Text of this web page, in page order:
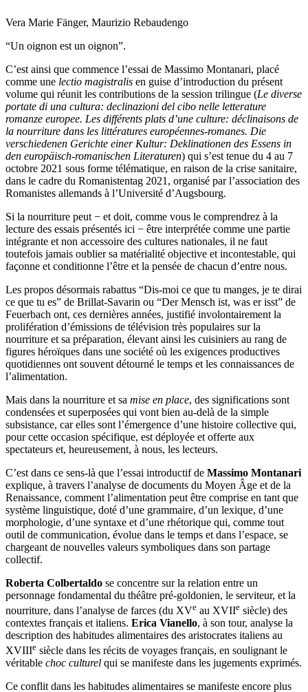
C’est ainsi que commence l’essai de Massimo Montanari, placé
comme unelectio magistralisen guise d’introduction du présent
volume qui réunit les contributions de la session trilingue (Le diverse
portate di una cultura: declinazioni del cibo nelle letterature
romanze europee. Les différents plats d’une culture: déclinaisons de
la nourriture dans les littératures européennes-romanes. Die
verschiedenen Gerichte einer Kultur: Deklinationen des Essens in
den europäisch-romanischen Literaturen ) qui s’est tenue du 4 au 7
octobre 2021 sous forme télématique, en raison de la crise sanitaire,
dans le cadre du Romanistentag 2021, organisé par l’association des
Si la nourriture peut − et doit, comme vous le comprendrez à la
lecture des essais présentés ici − être interprétée comme une partie
intégrante et non accessoire des cultures nationales, il ne faut
toutefois jamais oublier sa matérialité objective et incontestable, qui
Les propos désormais rabattus “Dis-moi ce que tu manges, je te dirai
ce que tu es” de Brillat-Savarin ou “Der Mensch ist, was er isst” de
Feuerbach ont, ces dernières années, justifié involontairement la
prolifération d’émissions de télévision très populaires sur la
nourriture et sa préparation, élevant ainsi les cuisiniers au rang de
figures héroïques dans une société où les exigences productives
quotidiennes ont souvent détourné le temps et les connaissances de
Mais dans la nourriture et samise en place, des significations sont
condensées et superposées qui vont bien au-delà de la simple
subsistance, car elles sont l’émergence d’une histoire collective qui,
pour cette occasion spécifique, est déployée et offerte aux
C’est dans ce sens-là que l’essai introductif deMassimo Montanari
explique, à travers l’analyse de documents du Moyen Âge et de la
Renaissance, comment l’alimentation peut être comprise en tant que
système linguistique, doté d’une grammaire, d’un lexique, d’une
morphologie, d’une syntaxe et d’une rhétorique qui, comme tout
outil de communication, évolue dans letemps et dans l’espace, se
chargeant de nouvelles valeurs symboliques dans son partage
Roberta Colbertaldose concentre sur la relation entre un
personnage fondamental du théâtre pré-goldonien, le serviteur, et la
nourriture, dans l’analyse de farces (du XVeau XVIIesiècle) des
contextes français et italiens.Erica Vianello, à son tour, analyse la
description des habitudes alimentaires des aristocrates italiens au
XVIIIesiècle dans les récits de voyages français, en soulignant le